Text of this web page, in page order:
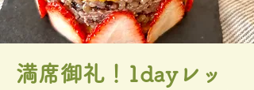
満席御礼！1dayレッ